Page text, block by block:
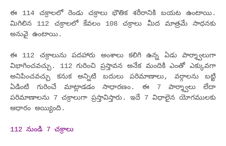
ఈ 114 చక్రాలలో రెండు చక్రాలు భౌతిక శరీరానికి బయట ఉంటాయి.
మిగిలిన 112 చక్రాలలో కేవలం 108 చక్రాలు మీద మాత్రమే సాధనకు
అనువై ఉంటాయి.
ఈ 112 చక్రాలును పదహారు అంశాలు కలిగి ఉన్న ఏడు పార్శ్వాలుగా
విభాగించవచ్చు. 112 గురించి ప్రస్తావన అనేక మందికి ఎంతో ఎక్కువగా
అనిపించవచ్చు కనుక అన్నిటి బదులు పరిమాణాలు, వర్గాలను బట్టి
ఏడింటి గురించే మాట్లాడడం సాధారణం. ఈ 7 పార్శ్వాలు లేదా
పరిమాణాలను 7 చక్రాలుగా ప్రస్తావిస్తారు. ఇదే 7 విధాలైన యోగములకు
ఆధారం అయ్యింది.
112 నుండి 7 చక్రాలు